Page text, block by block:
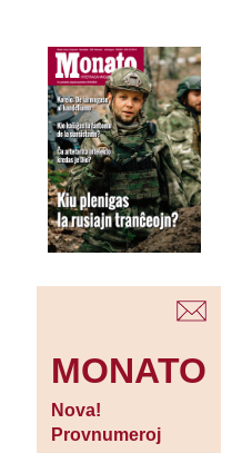
MONATO
Nova!
Provnumeroj